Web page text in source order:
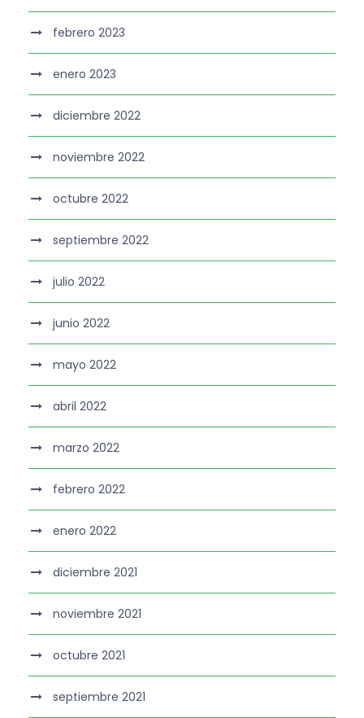
febrero 2023
enero 2023
diciembre 2022
noviembre 2022
octubre 2022
septiembre 2022
julio 2022
junio 2022
mayo 2022
abril 2022
marzo 2022
febrero 2022
enero 2022
diciembre 2021
noviembre 2021
octubre 2021
septiembre 2021